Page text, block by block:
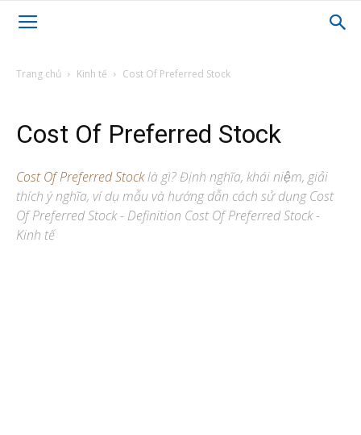
Trang chủ Kinh tế Cost Of Preferred Stock
Cost Of Preferred Stock
Cost Of Preferred Stocklà gì? Định nghĩa, khái niệm, giải
thích ý nghĩa, ví dụ mẫu và hướng dẫn cách sử dụng Cost
Of Preferred Stock - Definition Cost Of Preferred Stock -
Kinh tế